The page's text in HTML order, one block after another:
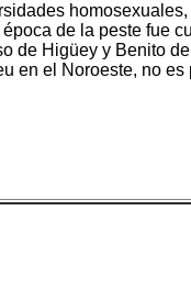
de la peste fue
de Higüey y Benito
en el Noroeste, no es